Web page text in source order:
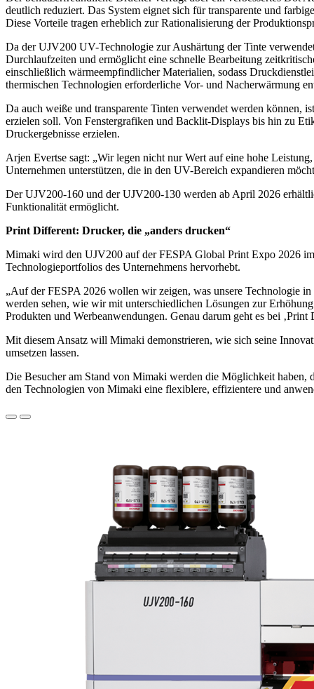
deutlich reduziert. Das System eignet sich für transparente und
Diese Vorteile tragen erheblich zur Rationalisierung der
Da der UJV200 UV-Technologie zur Aushärtung der Tinte
Durchlaufzeiten und ermöglicht eine schnelle Bearbeitung
einschließlich wärmeempfindlicher Materialien, sodass
thermischen Technologien erforderliche Vor- und Nacherwärmung
Da auch weiße und transparente Tinten verwendet werden können,
erzielen soll. Von Fenstergrafiken und Backlit-Displays bis hin zu
Druckergebnisse erzielen.
Arjen Evertse sagt: „Wir legen nicht nur Wert auf eine hohe
Unternehmen unterstützen, die in den UV-Bereich expandieren
Der UJV200-160 und der UJV200-130 werden ab April 2026
Funktionalität ermöglicht.
Print Different: Drucker, die „anders drucken“
Mimaki wird den UJV200 auf der FESPA Global Print Expo 2026
Technologieportfolios des Unternehmens hervorhebt.
„Auf der FESPA 2026 wollen wir zeigen, was unsere Technologie
werden sehen, wie wir mit unterschiedlichen Lösungen zur
Produkten und Werbeanwendungen. Genau darum geht es bei
Mit diesem Ansatz will Mimaki demonstrieren, wie sich seine
umsetzen lassen.
Die Besucher am Stand von Mimaki werden die Möglichkeit haben,
den Technologien von Mimaki eine flexiblere, effizientere und